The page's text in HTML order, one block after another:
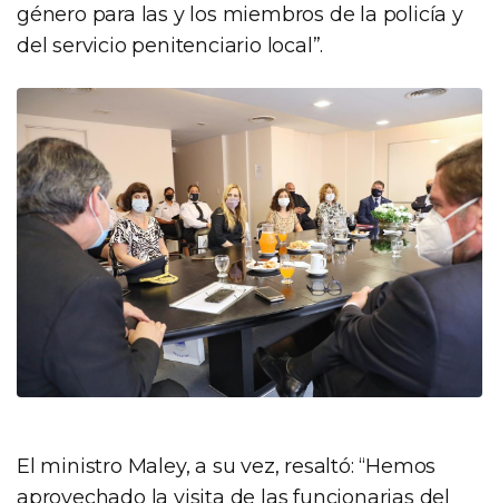
género para las y los miembros de la policía y
del servicio penitenciario local”.
El ministro Maley, a su vez, resaltó: “Hemos
aprovechado la visita de las funcionarias del